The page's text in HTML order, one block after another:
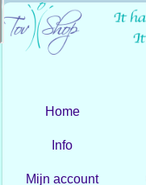
Home
Info
Mijn account